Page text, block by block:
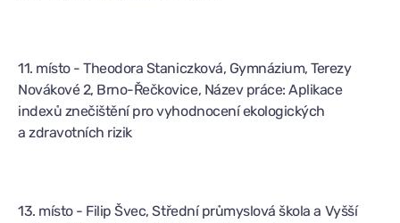
11. místo - Theodora Staniczková, Gymnázium, Terezy
Novákové 2, Brno-Řečkovice, Název práce: Aplikace
indexů znečištění pro vyhodnocení ekologických
a zdravotních rizik
13. místo - Filip Švec, Střední průmyslová škola a Vyšší